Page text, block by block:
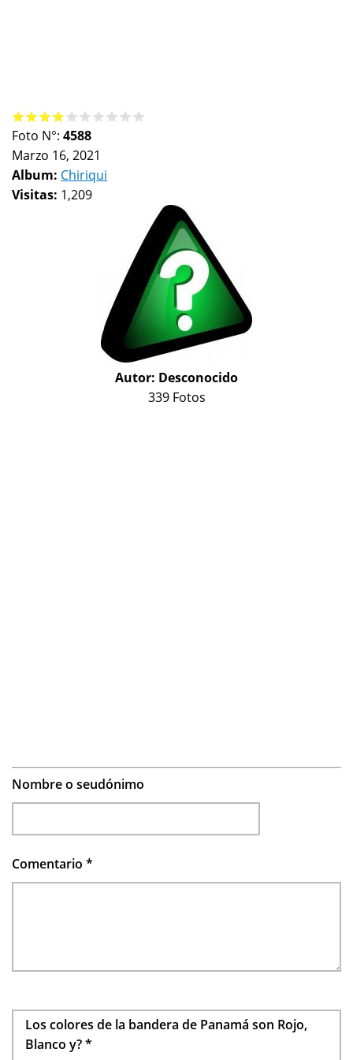
Foto N°: 4588
Marzo 16, 2021
Album: Chiriqui
Visitas: 1,209
Autor: Desconocido
339 Fotos
Nombre o seudónimo
Comentario *
Los colores de la bandera de Panamá son Rojo,
Blanco y?*